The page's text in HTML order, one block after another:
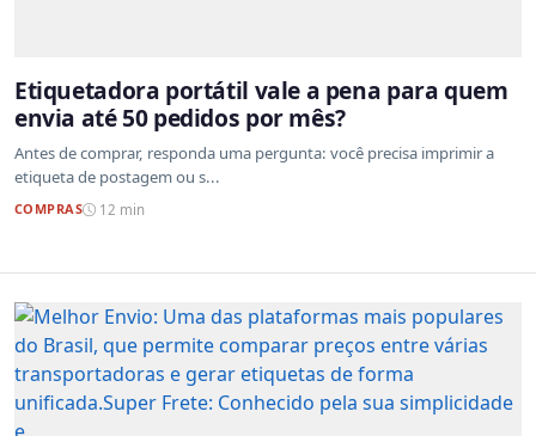
Etiquetadora portátil vale a pena para quem
envia até 50 pedidos por mês?
Antes de comprar, responda uma pergunta: você precisa imprimir a
etiqueta de postagem ou s...
COMPRAS 12 min